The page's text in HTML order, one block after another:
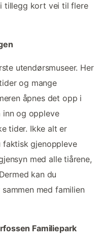
tillegg kort vei til flere
utendørsmuseer. Her
og mange
åpnes det opp i
inn og oppleve
tider. Ikke alt er
faktisk gjenoppleve
med alle tiårene,
kan du
med familien
Familiepark